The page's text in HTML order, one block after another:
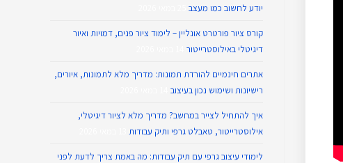
יודע לחשוב כמו מעצב
קורס ציור פורטרט אונליין – לימוד ציור פנים, דמויות ואיור
דיגיטלי באילוסטרייטור
אתרים חינמיים להורדת תמונות: מדריך מלא לתמונות, איורים,
רישיונות ושימוש נכון בעיצוב
איך להתחיל לצייר במחשב? מדריך מלא לציור דיגיטלי,
אילוסטרייטור, טאבלט גרפי ותיק עבודות
לימודי עיצוב גרפי עם תיק עבודות: מה באמת צריך לדעת לפני